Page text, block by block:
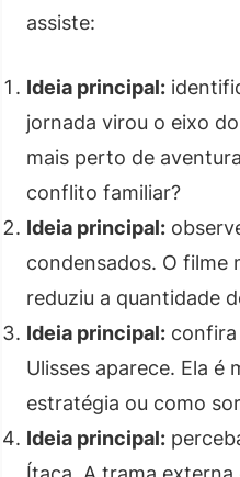
assiste:
Ideia principal:
jornada virou o eixo
mais perto de
conflito familiar?
Ideia principal:
condensados. O filme
reduziu a quantidade
Ideia principal:
Ulisses aparece. Ela é
estratégia ou como
Ideia principal: